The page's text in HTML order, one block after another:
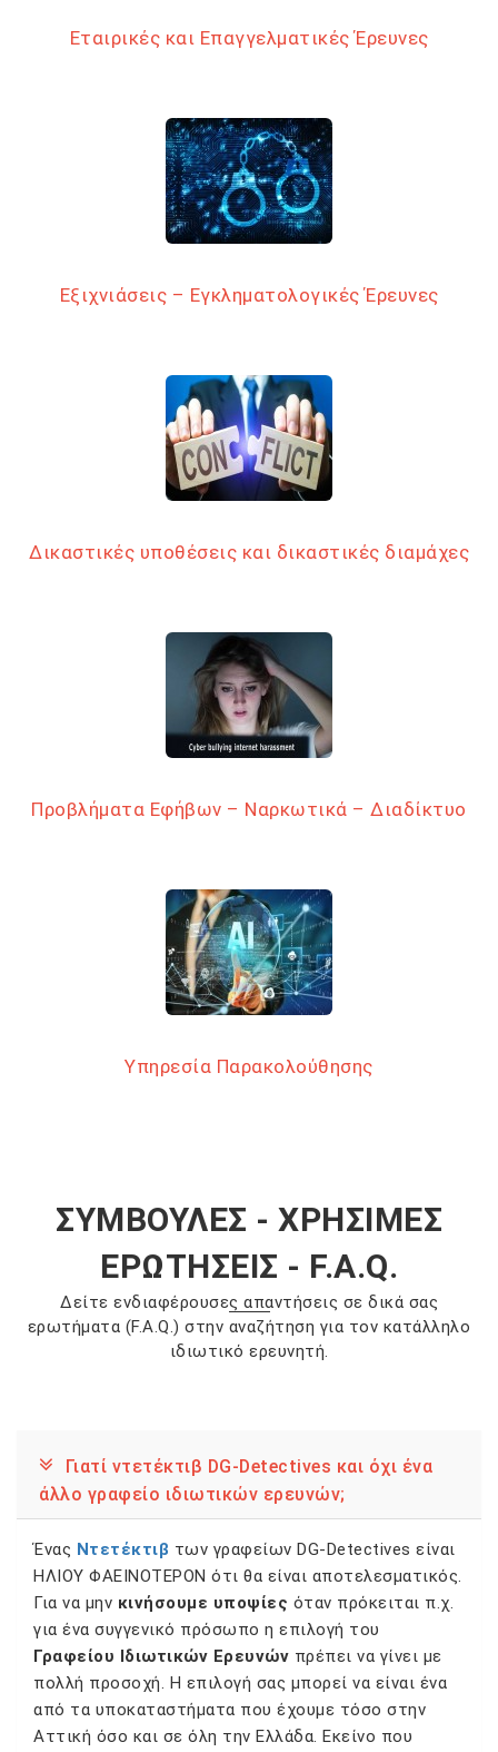
Εταιρικές και Επαγγελματικές Έρευνες
Εξιχνιάσεις – Εγκληματολογικές Έρευνες
Δικαστικές υποθέσεις και δικαστικές διαμάχες
Προβλήματα Εφήβων – Ναρκωτικά – Διαδίκτυο
Υπηρεσία Παρακολούθησης
ΣΥΜΒΟΥΛΕΣ - ΧΡΗΣΙΜΕΣ
ΕΡΩΤΗΣΕΙΣ - F.A.Q.
Δείτε ενδιαφέρουσες απαντήσεις σε δικά σας
ερωτήματα (F.A.Q.) στην αναζήτηση για τον κατάλληλο
ιδιωτικό ερευνητή.
Γιατί ντετέκτιβ DG-Detectives και όχι ένα
άλλο γραφείο ιδιωτικών ερευνών;
Ένας Ντετέκτιβ των γραφείων DG-Detectives είναι
ΗΛΙΟΥ ΦΑΕΙΝΟΤΕΡΟΝ ότι θα είναι αποτελεσματικός.
Για να μην κινήσουμε υποψίες όταν πρόκειται π.χ.
για ένα συγγενικό πρόσωπο η επιλογή του
Γραφείου Ιδιωτικών Ερευνών πρέπει να γίνει με
πολλή προσοχή. Η επιλογή σας μπορεί να είναι ένα
από τα υποκαταστήματα που έχουμε τόσο στην
Αττική όσο και σε όλη την Ελλάδα. Εκείνο που